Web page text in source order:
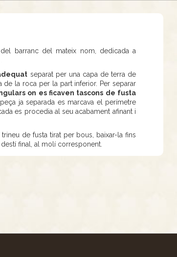
barranc del mateix nom, dedicada a
separat per una capa de terra de
de la roca per la part inferior. Per separar
on es ficaven tascons de fusta
ja separada es marcava el perímetre
es procedia al seu acabament afinant i
de fusta tirat per bous, baixar-la fins
final, al molí corresponent.